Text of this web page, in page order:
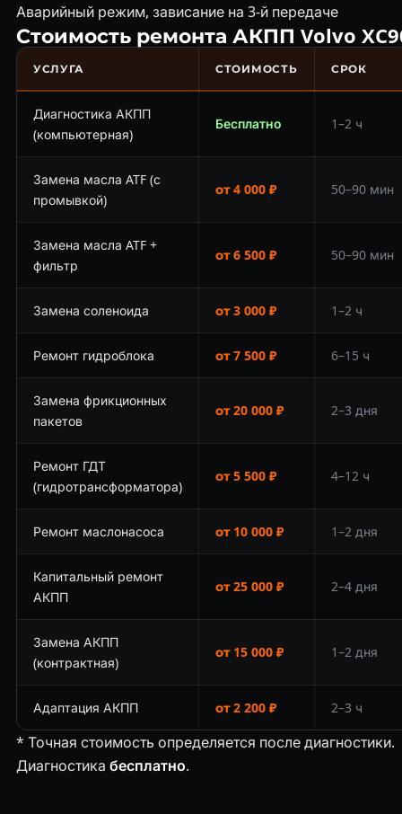
Аварийный режим, зависание на 3-й передаче
Стоимость ремонта АКПП Volvo
УСЛУГА СТОИМОСТЬ СРОК
Диагностика АКПП
(компьютерная)
Бесплатно 1–2 ч
Замена масла ATF (с
промывкой)
от 4 000 ₽ 50–90 мин
Замена масла ATF +
фильтр
от 6 500 ₽ 50–90 мин
Замена соленоида от 3 000 ₽ 1–2 ч
Ремонт гидроблока от 7 500 ₽ 6–15 ч
Замена фрикционных
пакетов
от 20 000 ₽ 2–3 дня
Ремонт ГДТ
(гидротрансформатора)
от 5 500 ₽ 4–12 ч
Ремонт маслонасоса от 10 000 ₽ 1–2 дня
Капитальный ремонт
АКПП
от 25 000 ₽ 2–4 дня
Замена АКПП
(контрактная)
от 15 000 ₽ 1–2 дня
Адаптация АКПП от 2 200 ₽ 2–3 ч
* Точная стоимость определяется после диагностики.
Диагностика бесплатно.